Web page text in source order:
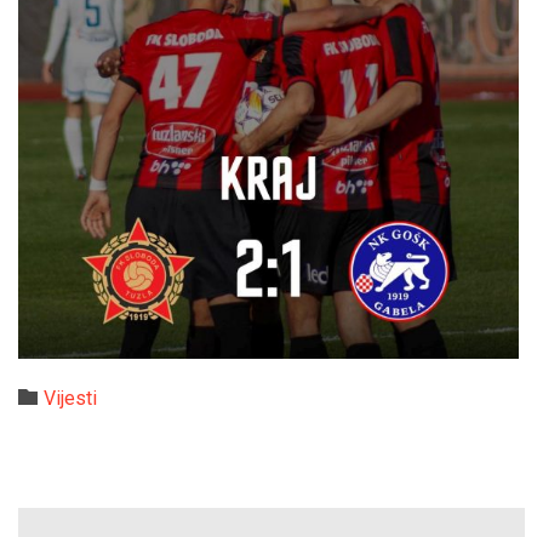
 Category
Vijesti